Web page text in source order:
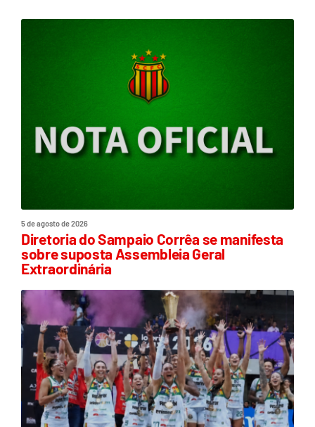
5 de agosto de 2026
Diretoria do Sampaio Corrêa se manifesta
sobre suposta Assembleia Geral
Extraordinária